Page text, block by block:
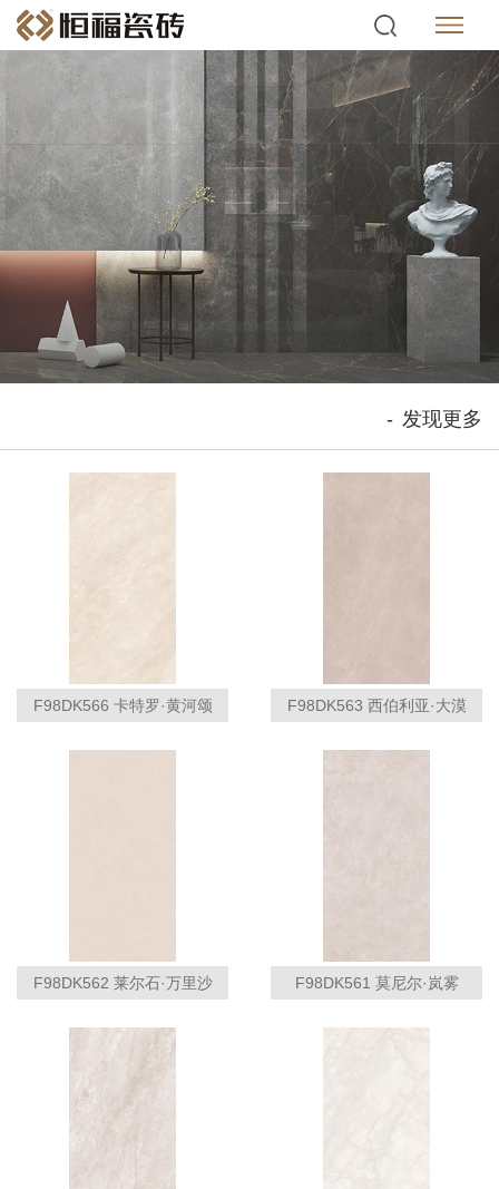
- 发现更多
F98DK566 卡特罗·黄河颂 F98DK563 西伯利亚·大漠
F98DK562 莱尔石·万里沙 F98DK561 莫尼尔·岚雾